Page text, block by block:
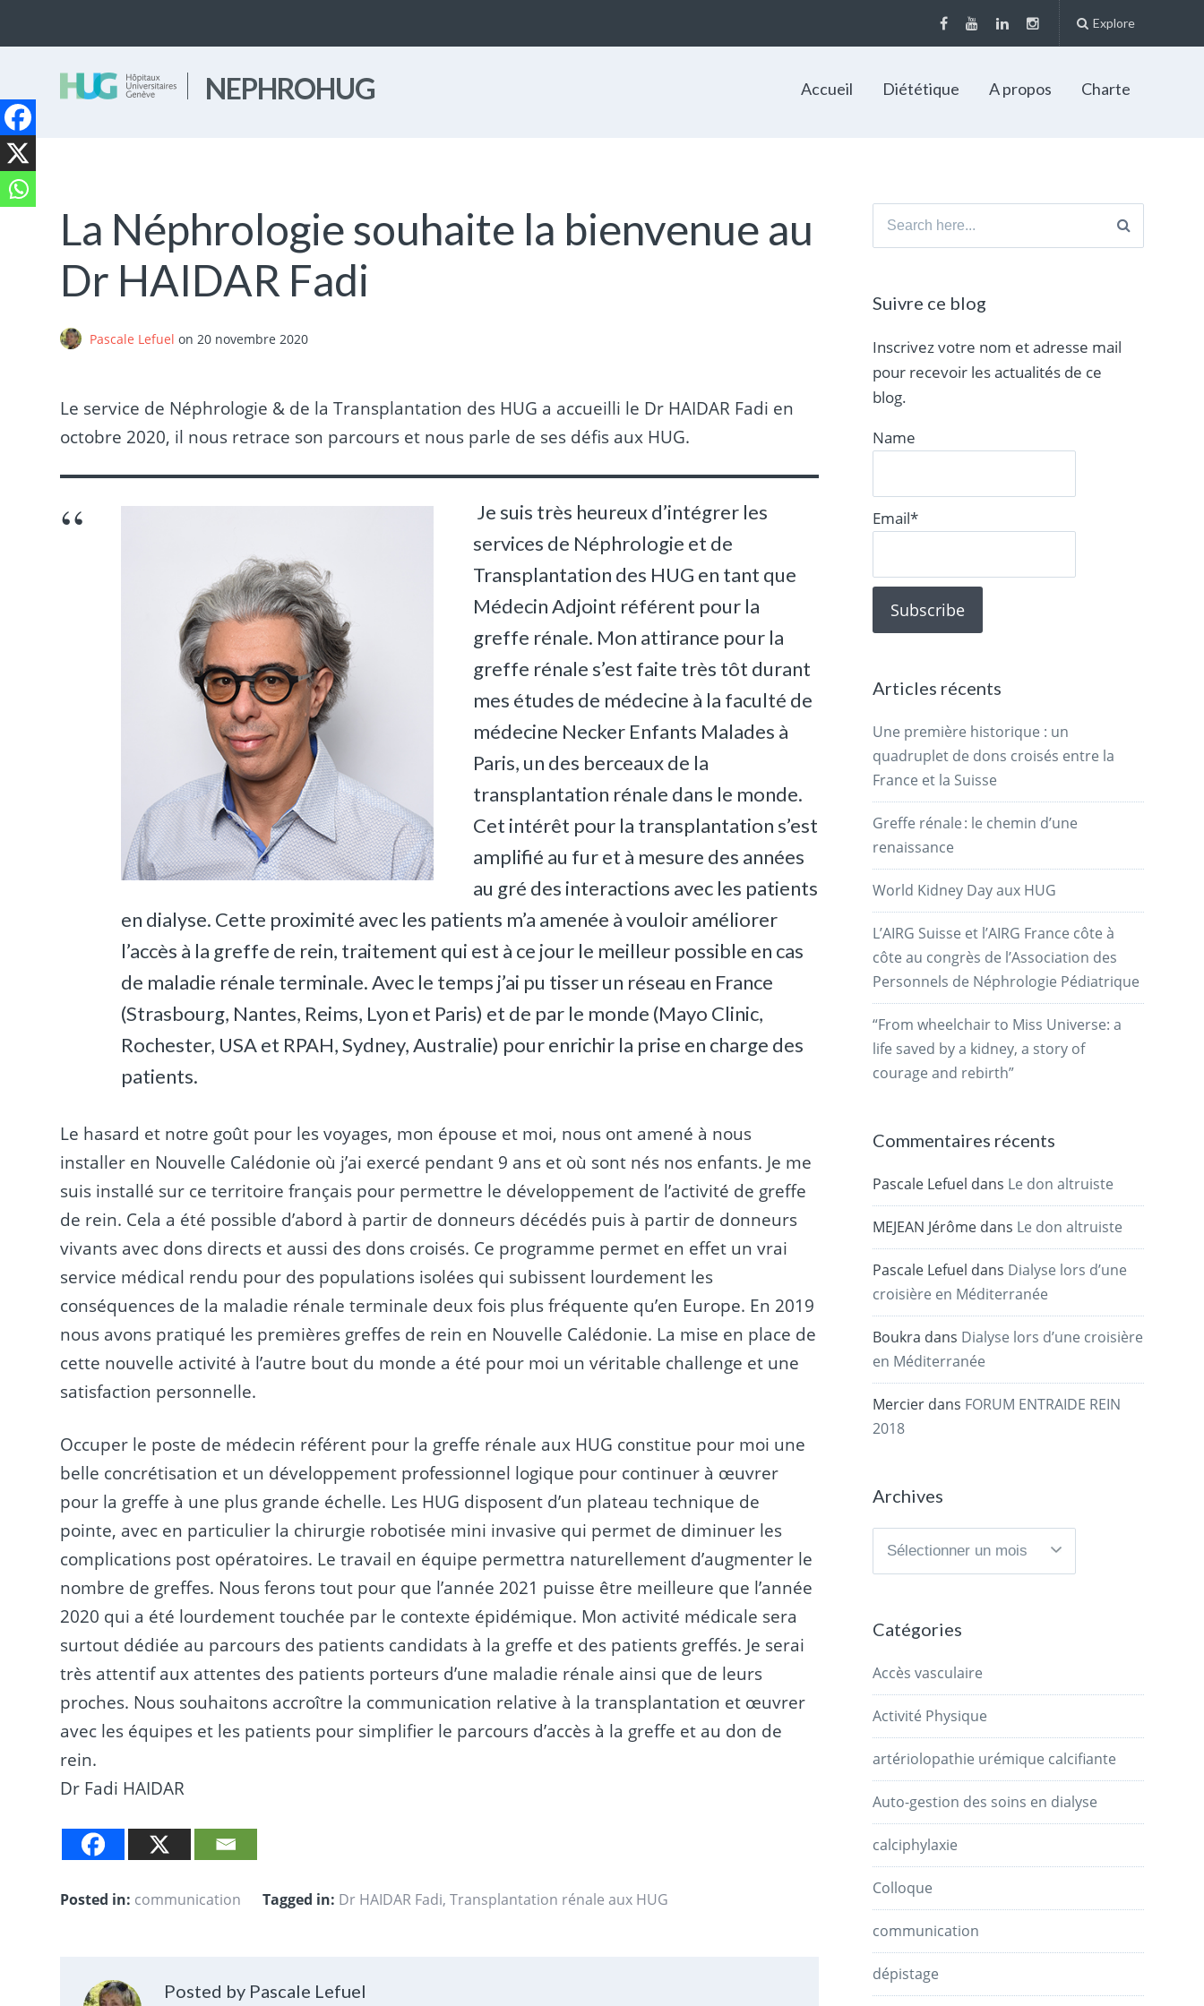
Explore
NEPHROHUG Accueil Diététique A propos Charte
La Néphrologie souhaite la bienvenue au
Dr HAIDAR Fadi
Pascale Lefuelon 20 novembre 2020
Le service de Néphrologie & de la Transplantation des HUG a accueilli le Dr HAIDAR Fadi en
octobre 2020, il nous retrace son parcours et nous parle de ses défis aux HUG.
Je suis très heureux d’intégrer les
services de Néphrologie et de
Transplantation des HUG en tant que
Médecin Adjoint référent pour la
greffe rénale. Mon attirance pour la
greffe rénale s’est faite très tôt durant
mes études de médecine à la faculté de
médecine Necker Enfants Malades à
Paris, un des berceaux de la
transplantation rénale dans le monde.
Cet intérêt pour la transplantation s’est
amplifié au fur et à mesure des années
au gré des interactions avec les patients
en dialyse. Cette proximité avec les patients m’a amenée à vouloir améliorer
l’accès à la greffe de rein, traitement qui est à ce jour le meilleur possible en cas
de maladie rénale terminale. Avec le temps j’ai pu tisser un réseau en France
(Strasbourg, Nantes, Reims, Lyon et Paris) et de par le monde (Mayo Clinic,
Rochester, USA et RPAH, Sydney, Australie) pour enrichir la prise en charge des
patients.
Le hasard et notre goût pour les voyages, mon épouse et moi, nous ont amené à nous
installer en Nouvelle Calédonie où j’ai exercé pendant 9 ans et où sont nés nos enfants. Je me
suis installé sur ce territoire français pour permettre le développement de l’activité de greffe
de rein. Cela a été possible d’abord à partir de donneurs décédés puis à partir de donneurs
vivants avec dons directs et aussi des dons croisés. Ce programme permet en effet un vrai
service médical rendu pour des populations isolées qui subissent lourdement les
conséquences de la maladie rénale terminale deux fois plus fréquente qu’en Europe. En 2019
nous avons pratiqué les premières greffes de rein en Nouvelle Calédonie. La mise en place de
cette nouvelle activité à l’autre bout du monde a été pour moi un véritable challenge et une
satisfaction personnelle.
Occuper le poste de médecin référent pour la greffe rénale aux HUG constitue pour moi une
belle concrétisation et un développement professionnel logique pour continuer à œuvrer
pour la greffe à une plus grande échelle. Les HUG disposent d’un plateau technique de
pointe, avec en particulier la chirurgie robotisée mini invasive qui permet de diminuer les
complications post opératoires. Le travail en équipe permettra naturellement d’augmenter le
nombre de greffes. Nous ferons tout pour que l’année 2021 puisse être meilleure que l’année
2020 qui a été lourdement touchée par le contexte épidémique. Mon activité médicale sera
surtout dédiée au parcours des patients candidats à la greffe et des patients greffés. Je serai
très attentif aux attentes des patients porteurs d’une maladie rénale ainsi que de leurs
proches. Nous souhaitons accroître la communication relative à la transplantation et œuvrer
avec les équipes et les patients pour simplifier le parcours d’accès à la greffe et au don de
rein.
Dr Fadi HAIDAR
Posted in: communication Tagged in: Dr HAIDAR Fadi,Transplantation rénale aux HUG
Posted by Pascale Lefuel
Search
Suivre ce blog
Inscrivez votre nom et adresse mail
pour recevoir les actualités de ce
blog.
Name
Email*
Articles récents
Une première historique : un
quadruplet de dons croisés entre la
France et la Suisse
Greffe rénale : le chemin d’une
renaissance
World Kidney Day aux HUG
L’AIRG Suisse et l’AIRG France côte à
côte au congrès de l’Association des
Personnels de Néphrologie Pédiatrique
“From wheelchair to Miss Universe: a
life saved by a kidney, a story of
courage and rebirth”
Commentaires récents
Pascale Lefuel dans Le don altruiste
MEJEAN Jérôme dans Le don altruiste
Pascale Lefuel dans Dialyse lors d’une
croisière en Méditerranée
Boukra dans Dialyse lors d’une croisière
en Méditerranée
Mercier dans FORUM ENTRAIDE REIN
2018
Archives
Archives
Catégories
Accès vasculaire
Activité Physique
artériolopathie urémique calcifiante
Auto-gestion des soins en dialyse
calciphylaxie
Colloque
communication
dépistage